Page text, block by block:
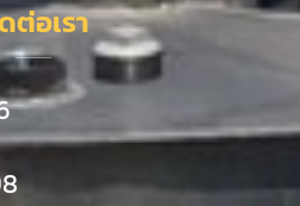
ต่อเรา